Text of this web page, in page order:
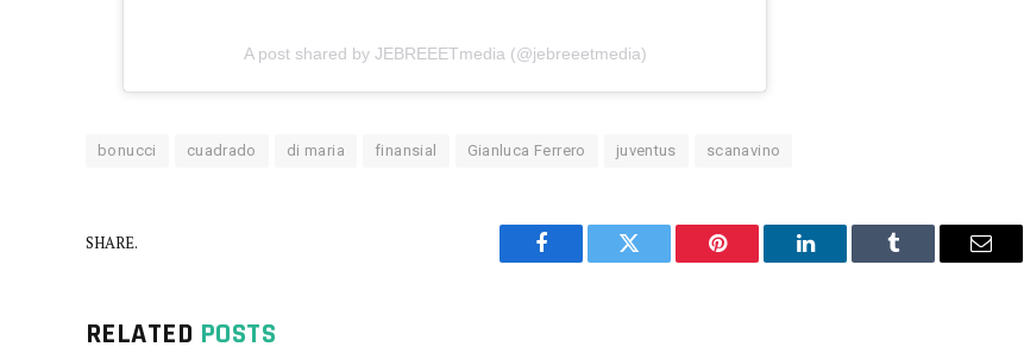
A post shared by JEBREEETmedia (@jebreeetmedia)
bonucci cuadrado di maria finansial Gianluca Ferrero juventus scanavino
SHARE.
Facebook Twitter Pinterest LinkedIn Tumblr Email
RELATED POSTS